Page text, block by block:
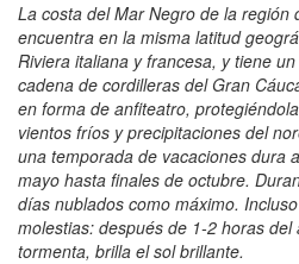
La costa del Mar Negro de la región
encuentra en la misma latitud
Riviera italiana y francesa, y tiene
cadena de cordilleras del Gran
en forma de anfiteatro,
vientos fríos y precipitaciones del
una temporada de vacaciones dura
mayo hasta finales de octubre.
días nublados como máximo.
molestias: después de 1-2 horas
tormenta, brilla el sol brillante.